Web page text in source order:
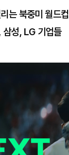
는 북중미 월드컵
삼성, LG 기업들